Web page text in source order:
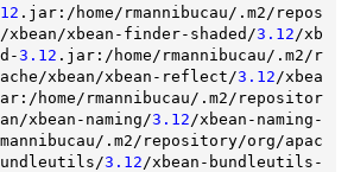
.jar:/home/rmannibucau/.m2/repos
xbean-finder-shaded/3.12 /xb
3.12 .jar:/home/rmannibucau/.m2/r
xbean/xbean-reflect/3.12 /xbea
home/rmannibucau/.m2/repositor
xbean-naming/3.12 /xbean-naming-
.m2/repository/org/apac
3.12 /xbean-bundleutils-